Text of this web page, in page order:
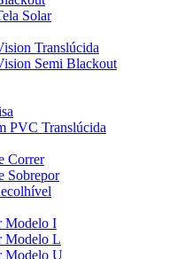
Solar
Translúcida
Semi Blackout
PVC Translúcida
Correr
Sobrepor
Modelo I
Modelo L
Modelo U